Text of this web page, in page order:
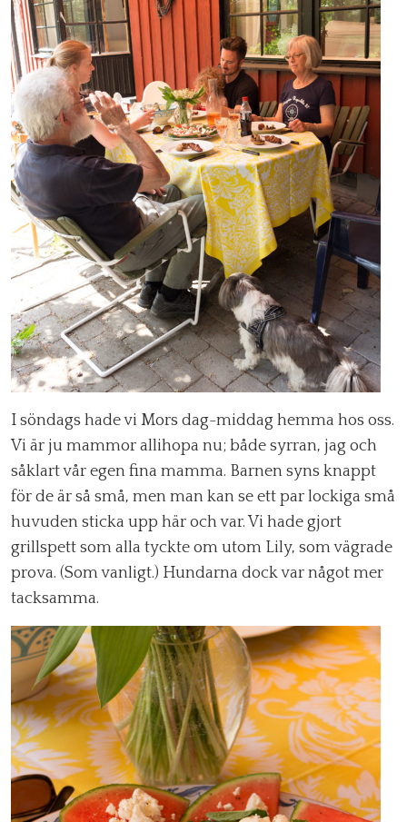
I söndags hade vi Mors dag-middag hemma hos oss.
Vi är ju mammor allihopa nu; både syrran, jag och
såklart vår egen fina mamma. Barnen syns knappt
för de är så små, men man kan se ett par lockiga små
huvuden sticka upp här och var. Vi hade gjort
grillspett som alla tyckte om utom Lily, som vägrade
prova. (Som vanligt.) Hundarna dock var något mer
tacksamma.